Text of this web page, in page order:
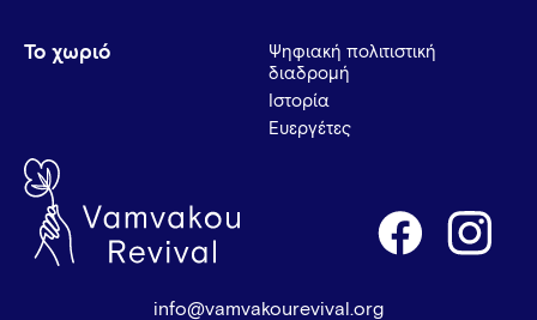
Το χωριό
Ψηφιακή πολιτιστική
διαδρομή
Ιστορία
Ευεργέτες
info@vamvakourevival.org